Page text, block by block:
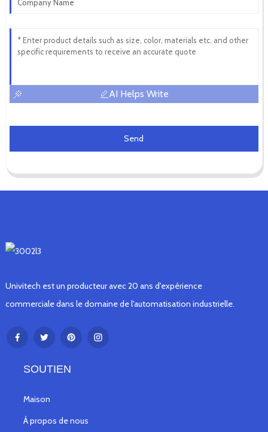
AI Helps Write
Send
Univitech est un producteur avec 20 ans d'expérience
commerciale dans le domaine de l'automatisation industrielle.
SOUTIEN
Maison
À propos de nous